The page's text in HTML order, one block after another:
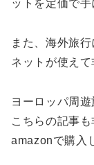
ットを定価で
また、海外旅行
ネットが使えて
ヨーロッパ周
こちらの記事
amazonで購入